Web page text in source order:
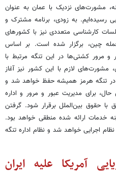
مشورت‌های نزدیک با عمان به عنوان
رسیده‌ایم. به زودی، برنامه مشترک و
کارشناسی متعددی نیز با کشورهای
چین، برگزار شده است. بر اساس
حدود ۴۰ درصد عبور و مرور کشتی‌ها در این تنگه مرتبط با
لازم با این کشور نیز آغاز
تنگه هرمز همیشه حفظ خواهد شد و
برای مدیریت عبور و مرور و اداره
حقوق بین‌الملل برقرار شود. گرفتن
خدمات ارائه شده منطقی خواهد بود.
نظام اجرایی خواهد شد و نظام اداره تنگه
آمریکا علیه ایران